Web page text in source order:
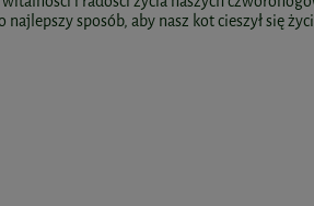
sposób, aby nasz kot cieszył się